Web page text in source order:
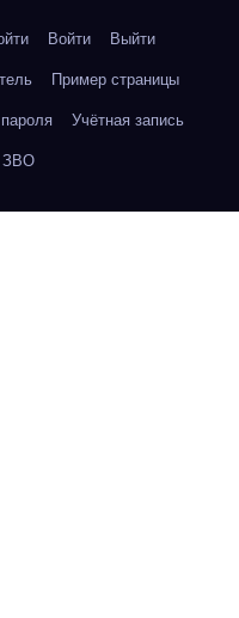
Войти Выйти
Пример страницы
Учётная запись
ЗВО